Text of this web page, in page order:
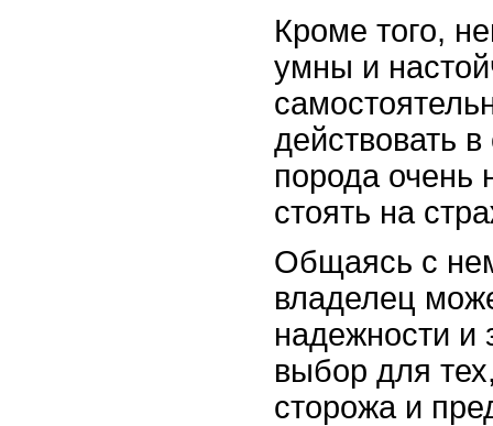
Кроме того,
умны и
действовать
порода очень
стоять на
Общаясь с
владелец
надежности и
выбор для
сторожа и